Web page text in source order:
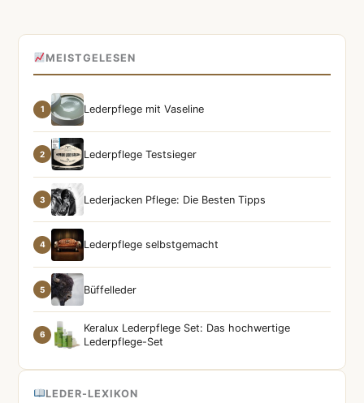
MEISTGELESEN
1 Lederpflege mit Vaseline
2 Lederpflege Testsieger
3 Lederjacken Pflege: Die Besten Tipps
4 Lederpflege selbstgemacht
5 Büffelleder
6
Keralux Lederpflege Set: Das hochwertige
Lederpflege-Set
LEDER-LEXIKON